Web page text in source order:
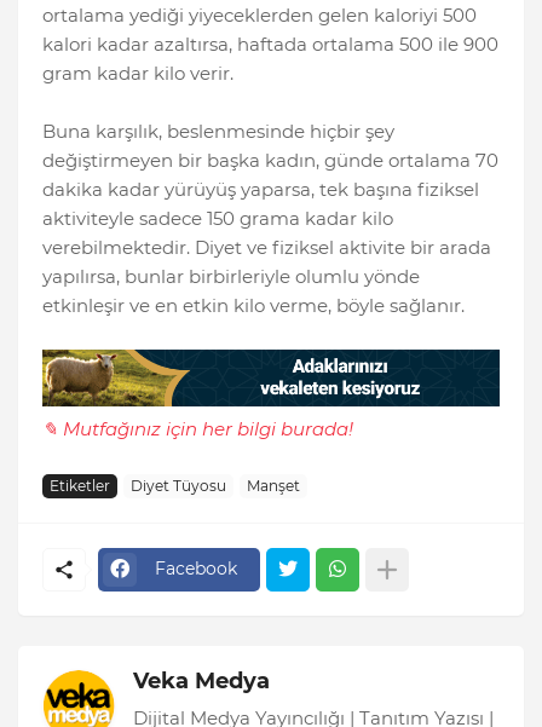
ortalama yediği yiyeceklerden gelen kaloriyi 500
kalori kadar azaltırsa, haftada ortalama 500 ile 900
gram kadar kilo verir.
Buna karşılık, beslenmesinde hiçbir şey
değiştirmeyen bir başka kadın, günde ortalama 70
dakika kadar yürüyüş yaparsa, tek başına fiziksel
aktiviteyle sadece 150 grama kadar kilo
verebilmektedir. Diyet ve fiziksel aktivite bir arada
yapılırsa, bunlar birbirleriyle olumlu yönde
etkinleşir ve en etkin kilo verme, böyle sağlanır.
✎ Mutfağınız için her bilgi burada!
Etiketler Diyet Tüyosu Manşet
Facebook
Veka Medya
Dijital Medya Yayıncılığı | Tanıtım Yazısı |